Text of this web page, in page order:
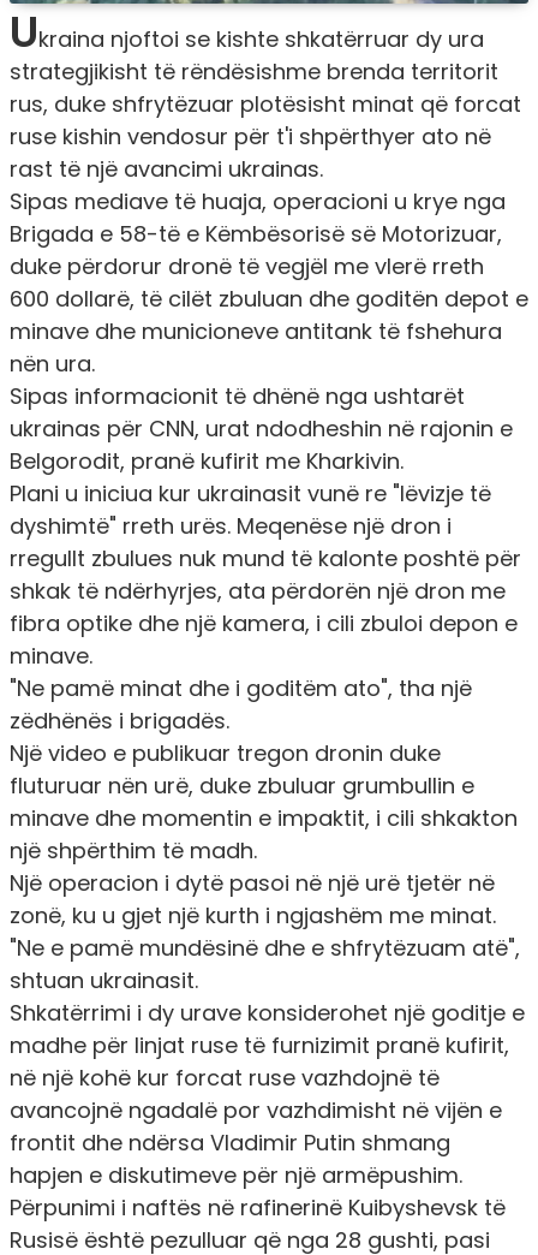
Ukraina njoftoi se kishte shkatërruar dy ura
strategjikisht të rëndësishme brenda territorit
rus, duke shfrytëzuar plotësisht minat që forcat
ruse kishin vendosur për t'i shpërthyer ato në
rast të një avancimi ukrainas.
Sipas mediave të huaja, operacioni u krye nga
Brigada e 58-të e Këmbësorisë së Motorizuar,
duke përdorur dronë të vegjël me vlerë rreth
600 dollarë, të cilët zbuluan dhe goditën depot e
minave dhe municioneve antitank të fshehura
nën ura.
Sipas informacionit të dhënë nga ushtarët
ukrainas për CNN, urat ndodheshin në rajonin e
Belgorodit, pranë kufirit me Kharkivin.
Plani u iniciua kur ukrainasit vunë re "lëvizje të
dyshimtë" rreth urës. Meqenëse një dron i
rregullt zbulues nuk mund të kalonte poshtë për
shkak të ndërhyrjes, ata përdorën një dron me
fibra optike dhe një kamera, i cili zbuloi depon e
minave.
"Ne pamë minat dhe i goditëm ato", tha një
zëdhënës i brigadës.
Një video e publikuar tregon dronin duke
fluturuar nën urë, duke zbuluar grumbullin e
minave dhe momentin e impaktit, i cili shkakton
një shpërthim të madh.
Një operacion i dytë pasoi në një urë tjetër në
zonë, ku u gjet një kurth i ngjashëm me minat.
"Ne e pamë mundësinë dhe e shfrytëzuam atë",
shtuan ukrainasit.
Shkatërrimi i dy urave konsiderohet një goditje e
madhe për linjat ruse të furnizimit pranë kufirit,
në një kohë kur forcat ruse vazhdojnë të
avancojnë ngadalë por vazhdimisht në vijën e
frontit dhe ndërsa Vladimir Putin shmang
hapjen e diskutimeve për një armëpushim.
Përpunimi i naftës në rafinerinë Kuibyshevsk të
Rusisë është pezulluar që nga 28 gushti, pasi